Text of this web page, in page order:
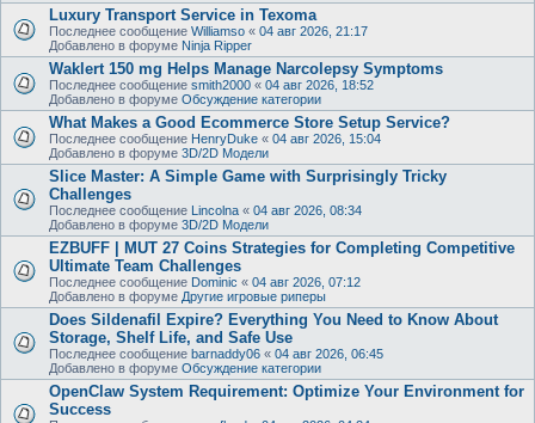
Luxury Transport Service in Texoma
Последнее сообщение Williamso « 04 авг 2026, 21:17
Добавлено в форуме Ninja Ripper
Waklert 150 mg Helps Manage Narcolepsy Symptoms
Последнее сообщение smith2000 « 04 авг 2026, 18:52
Добавлено в форуме Обсуждение категории
What Makes a Good Ecommerce Store Setup Service?
Последнее сообщение HenryDuke « 04 авг 2026, 15:04
Добавлено в форуме 3D/2D Модели
Slice Master: A Simple Game with Surprisingly Tricky
Challenges
Последнее сообщение Lincolna « 04 авг 2026, 08:34
Добавлено в форуме 3D/2D Модели
EZBUFF | MUT 27 Coins Strategies for Completing Competitive
Ultimate Team Challenges
Последнее сообщение Dominic « 04 авг 2026, 07:12
Добавлено в форуме Другие игровые риперы
Does Sildenafil Expire? Everything You Need to Know About
Storage, Shelf Life, and Safe Use
Последнее сообщение barnaddy06 « 04 авг 2026, 06:45
Добавлено в форуме Обсуждение категории
OpenClaw System Requirement: Optimize Your Environment for
Success